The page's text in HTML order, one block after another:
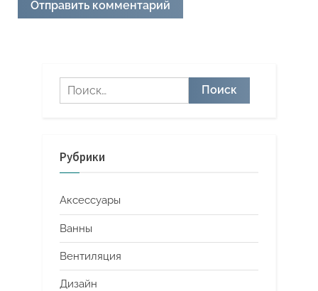
Найти:
Рубрики
Аксессуары
Ванны
Вентиляция
Дизайн